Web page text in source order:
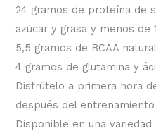
24 gramos de proteína de
azúcar y grasa y menos de
5,5 gramos de BCAA
4 gramos de glutamina y
Disfrútelo a primera hora
después del entrenamiento
Disponible en una